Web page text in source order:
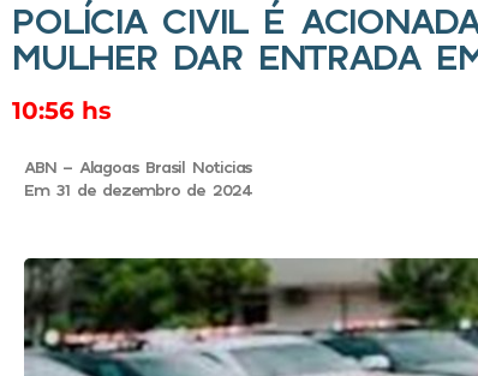
POLÍCIA CIVIL É
MULHER DAR ENTRADA
10:56 hs
ABN - Alagoas Brasil Noticias
Em 31 de dezembro de 2024